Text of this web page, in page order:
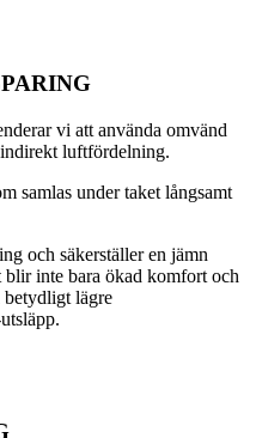
vi att använda omvänd
luftfördelning.
samlas under taket långsamt
och säkerställer en jämn
blir inte bara ökad komfort och
betydligt lägre